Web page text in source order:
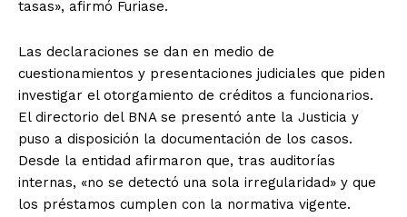
tasas», afirmó Furiase.
Las declaraciones se dan en medio de
cuestionamientos y presentaciones judiciales que piden
investigar el otorgamiento de créditos a funcionarios.
El directorio del BNA se presentó ante la Justicia y
puso a disposición la documentación de los casos.
Desde la entidad afirmaron que, tras auditorías
internas, «no se detectó una sola irregularidad» y que
los préstamos cumplen con la normativa vigente.